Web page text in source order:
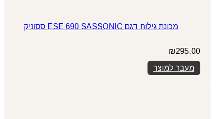
מכונת גילוח דגם ESE 690 SASSONIC ססוניק
₪295.00
מעבר למוצר